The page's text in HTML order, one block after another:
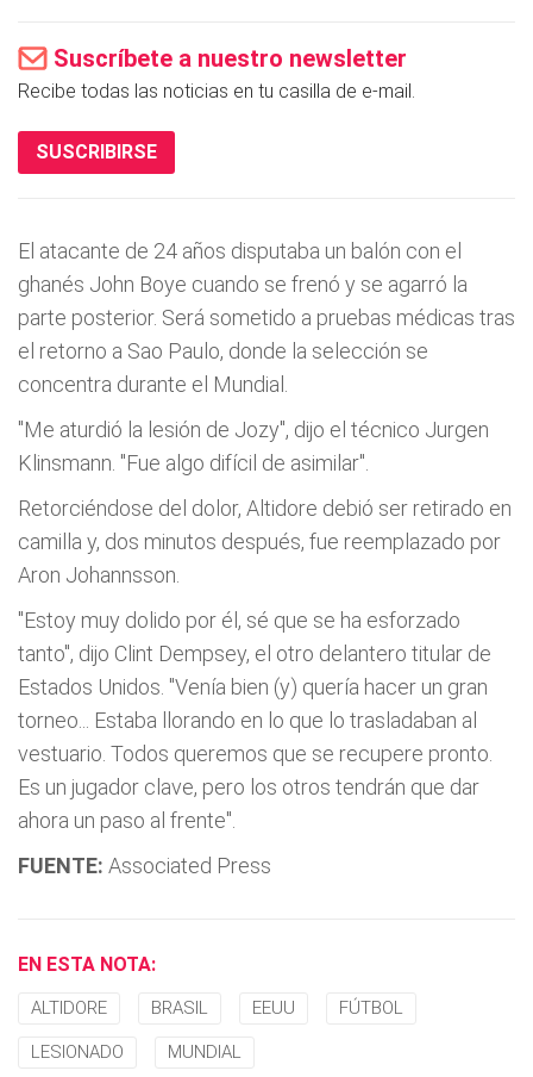
Suscríbete a nuestro newsletter
Recibe todas las noticias en tu casilla de e-mail.
SUSCRIBIRSE
El atacante de 24 años disputaba un balón con el
ghanés John Boye cuando se frenó y se agarró la
parte posterior. Será sometido a pruebas médicas tras
el retorno a Sao Paulo, donde la selección se
concentra durante el Mundial.
"Me aturdió la lesión de Jozy", dijo el técnico Jurgen
Klinsmann. "Fue algo difícil de asimilar".
Retorciéndose del dolor, Altidore debió ser retirado en
camilla y, dos minutos después, fue reemplazado por
Aron Johannsson.
"Estoy muy dolido por él, sé que se ha esforzado
tanto", dijo Clint Dempsey, el otro delantero titular de
Estados Unidos. "Venía bien (y) quería hacer un gran
torneo... Estaba llorando en lo que lo trasladaban al
vestuario. Todos queremos que se recupere pronto.
Es un jugador clave, pero los otros tendrán que dar
ahora un paso al frente".
FUENTE: Associated Press
EN ESTA NOTA:
ALTIDORE BRASIL EEUU FÚTBOL
LESIONADO MUNDIAL